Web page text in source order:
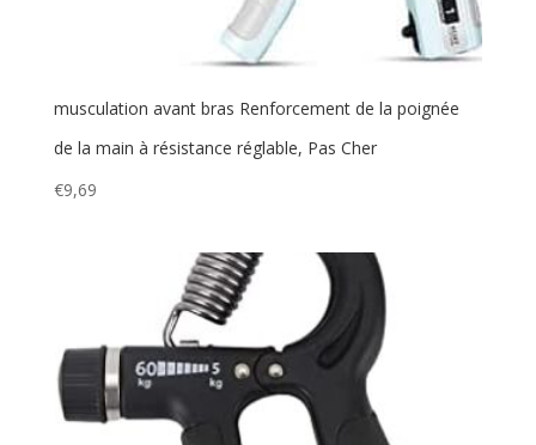
musculation avant bras Renforcement de la poignée
de la main à résistance réglable, Pas Cher
€9,69